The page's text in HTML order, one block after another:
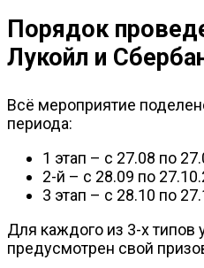
Порядок
Лукойл и
Всё мероприятие
периода:
1 этап – с 27.08 по
2-й – с 28.09 по
3 этап – с 28.10 по
Для каждого из 3-х типов
предусмотрен свой